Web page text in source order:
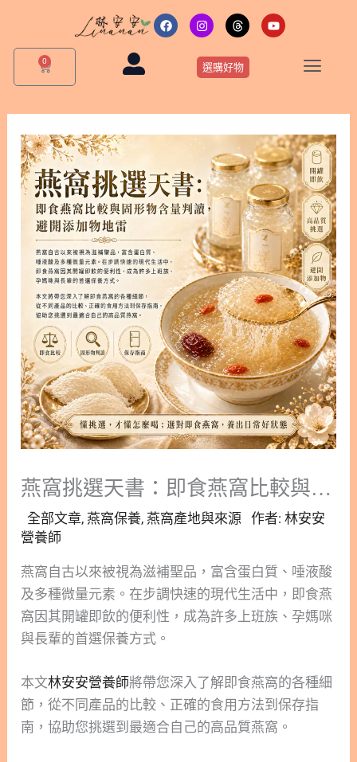
F
a
c
I
n
s
t
a
g
m
T
h
r
e
a
d
Y
o
u
0
購
物
籃
選購好物
燕窩挑選天書：即食燕窩比較與固形物含量判讀，避開添加物地雷
全部文章,燕窩保養,燕窩產地與來源 作者:林安安
營養師
燕窩自古以來被視為滋補聖品，富含蛋白質、唾液酸
及多種微量元素。在步調快速的現代生活中，即食燕
窩因其開罐即飲的便利性，成為許多上班族、孕媽咪
與長輩的首選保養方式。
本文林安安營養師將帶您深入了解即食燕窩的各種細
節，從不同產品的比較、正確的食用方法到保存指
南，協助您挑選到最適合自己的高品質燕窩。